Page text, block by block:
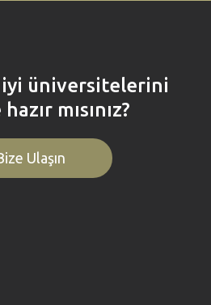
iyi üniversitelerini
mısınız?
Ulaşın